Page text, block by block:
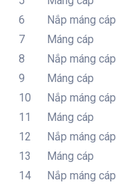
6
Nắp máng cáp
7
Máng cáp
8
Nắp máng cáp
9
Máng cáp
10
Nắp máng cáp
11
Máng cáp
12
Nắp máng cáp
13
Máng cáp
14
Nắp máng cáp